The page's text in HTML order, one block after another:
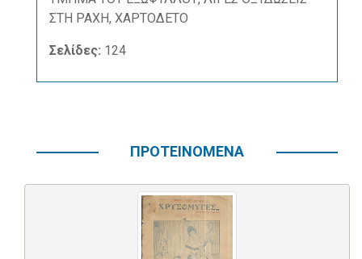
ΣΤΗ ΡΑΧΗ, ΧΑΡΤΟΔΕΤΟ
Σελίδες: 124
ΠΡΟΤΕΙΝΟΜΕΝΑ